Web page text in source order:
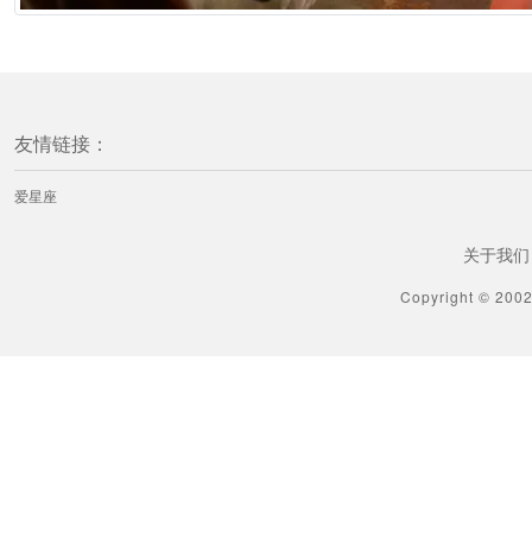
友情链接：
爱星座
关于我们
Copyright ©